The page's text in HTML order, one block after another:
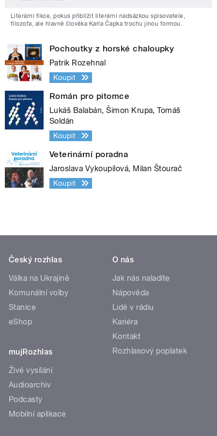
Literární fikce, pokus přiblížit literární nadsázkou spisovatele,
filozofa, ale hlavně člověka Karla Čapka trochu jinou formou.
Pochoutky z horské chaloupky
Patrik Rozehnal
Koupit
Román pro pitomce
Lukáš Balabán, Šimon Krupa, Tomáš
Soldán
Koupit
Veterinární poradna
Jaroslava Vykoupilová, Milan Štourač
Koupit
Český rozhlas
Válka na Ukrajině
Komunální volby
Stanice
eShop
mujRozhlas
Živé vysílání
Audioarchiv
Podcasty
Mobilní aplikace
O nás
Jak nás naladíte
Nápověda
Lidé v rádiu
Kariéra
Kontakt
Rozhlasový poplatek